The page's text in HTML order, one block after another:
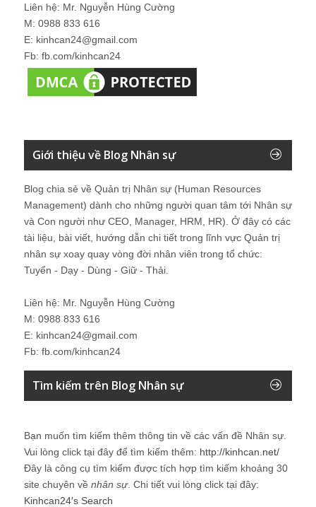
Liên hệ: Mr. Nguyễn Hùng Cường
M: 0988 833 616
E: kinhcan24@gmail.com
Fb: fb.com/kinhcan24
Giới thiệu về Blog Nhân sự
Blog chia sẻ về Quản trị Nhân sự (Human Resources
Management) dành cho những người quan tâm tới Nhân sự
và Con người như CEO, Manager, HRM, HR). Ở đây có các
tài liệu, bài viết, hướng dẫn chi tiết trong lĩnh vực Quản trị
nhân sự xoay quay vòng đời nhân viên trong tổ chức:
Tuyển - Dạy - Dùng - Giữ - Thải.
Liên hệ: Mr. Nguyễn Hùng Cường
M: 0988 833 616
E: kinhcan24@gmail.com
Fb: fb.com/kinhcan24
Tìm kiếm trên Blog Nhân sự
Bạn muốn tìm kiếm thêm thông tin về các vấn đề Nhân sự
Vui lòng click tại đây để tìm kiếm thêm: http://kinhcan.net/
Đây là công cụ tìm kiếm được tích hợp tìm kiếm khoảng 30
site chuyên về nhân sự. Chi tiết vui lòng click tại đây:
Kinhcan24′s Search